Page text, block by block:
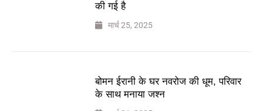
की गई है
मार्च 25, 2025
बोमन ईरानी के घर नवरोज की धूम, परिवार
के साथ मनाया जश्न